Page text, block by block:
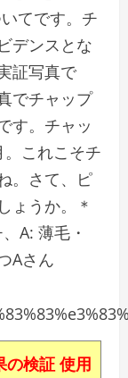
てです。チ
デンスとな
証写真で
でチャップ
す。チャッ
これこそチ
。さて、ピ
ょうか。＊
A: 薄毛・
Aさん
の検証 使用